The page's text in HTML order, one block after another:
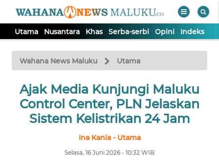
Utama Nusantara Khas Serba-serbi Opini Indeks
Wahana News Maluku Utama
Ajak Media Kunjungi Maluku
Control Center, PLN Jelaskan
Sistem Kelistrikan 24 Jam
Ina Kania - Utama
Selasa, 16 Juni 2026 - 10:32 WIB
TV
Tutup
UTAMA
NUSANTARA